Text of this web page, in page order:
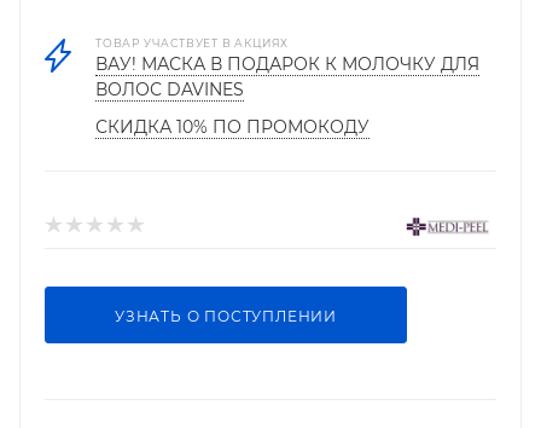
ТОВАР УЧАСТВУЕТ В АКЦИЯХ
ВАУ! МАСКА В ПОДАРОК К МОЛОЧКУ ДЛЯ
ВОЛОС DAVINES
СКИДКА 10% ПО ПРОМОКОДУ
УЗНАТЬ О ПОСТУПЛЕНИИ